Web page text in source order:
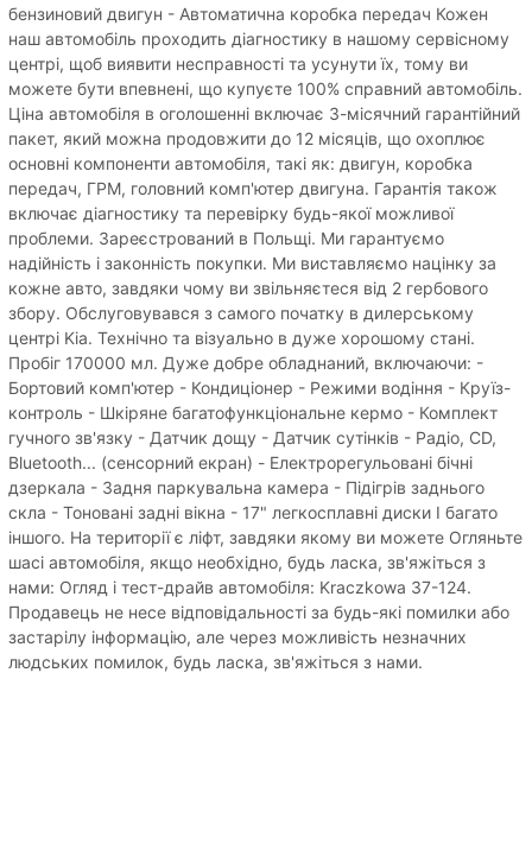
бензиновий двигун - Автоматична коробка передач Кожен
наш автомобіль проходить діагностику в нашому сервісному
центрі, щоб виявити несправності та усунути їх, тому ви
можете бути впевнені, що купуєте 100% справний автомобіль.
Ціна автомобіля в оголошенні включає 3-місячний гарантійний
пакет, який можна продовжити до 12 місяців, що охоплює
основні компоненти автомобіля, такі як: двигун, коробка
передач, ГРМ, головний комп'ютер двигуна. Гарантія також
включає діагностику та перевірку будь-якої можливої ​​
проблеми. Зареєстрований в Польщі. Ми гарантуємо
надійність і законність покупки. Ми виставляємо націнку за
кожне авто, завдяки чому ви звільняєтеся від 2 гербового
збору. Обслуговувався з самого початку в дилерському
центрі Kia. Технічно та візуально в дуже хорошому стані.
Пробіг 170000 мл. Дуже добре обладнаний, включаючи: -
Бортовий комп'ютер - Кондиціонер - Режими водіння - Круїз-
контроль - Шкіряне багатофункціональне кермо - Комплект
гучного зв'язку - Датчик дощу - Датчик сутінків - Радіо, CD,
Bluetooth... (сенсорний екран) - Електрорегульовані бічні
дзеркала - Задня паркувальна камера - Підігрів заднього
скла - Тоновані задні вікна - 17" легкосплавні диски І багато
іншого. На території є ліфт, завдяки якому ви можете Огляньте
шасі автомобіля, якщо необхідно, будь ласка, зв'яжіться з
нами: Огляд і тест-драйв автомобіля: Kraczkowa 37-124.
Продавець не несе відповідальності за будь-які помилки або
застарілу інформацію, але через можливість незначних
людських помилок, будь ласка, зв'яжіться з нами.